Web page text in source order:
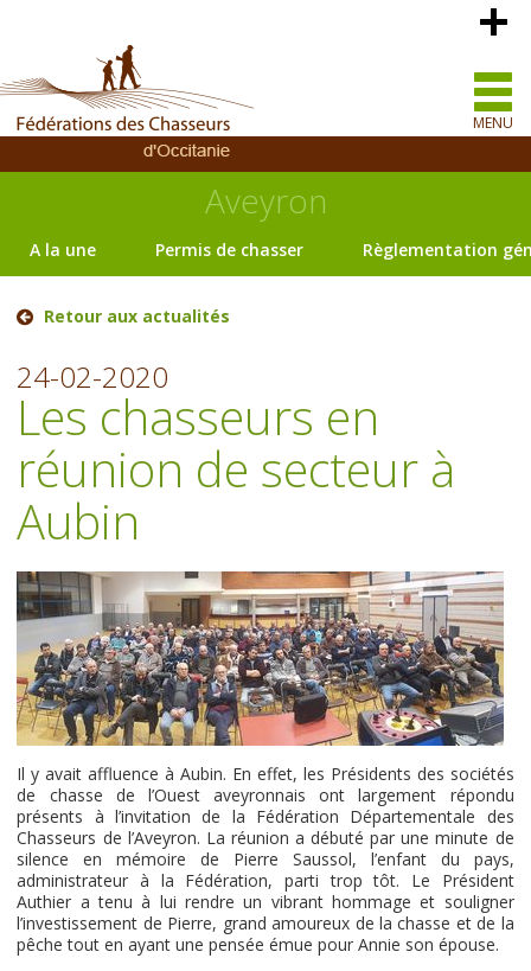
MENU
Aveyron
A la une Permis de chasser Règlementation
Retour aux actualités
24-02-2020
Les chasseurs en
réunion de secteur à
Aubin
Il y avait affluence à Aubin. En effet, les Présidents des sociétés
de chasse de l’Ouest aveyronnais ont largement répondu
présents à l’invitation de la Fédération Départementale des
Chasseurs de l’Aveyron. La réunion a débuté par une minute de
silence en mémoire de Pierre Saussol, l’enfant du pays,
administrateur à la Fédération, parti trop tôt. Le Président
Authier a tenu à lui rendre un vibrant hommage et souligner
l’investissement de Pierre, grand amoureux de la chasse et de la
pêche tout en ayant une pensée émue pour Annie son épouse.